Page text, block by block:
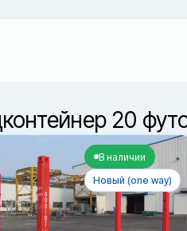
20
В наличии
Новый (one way)